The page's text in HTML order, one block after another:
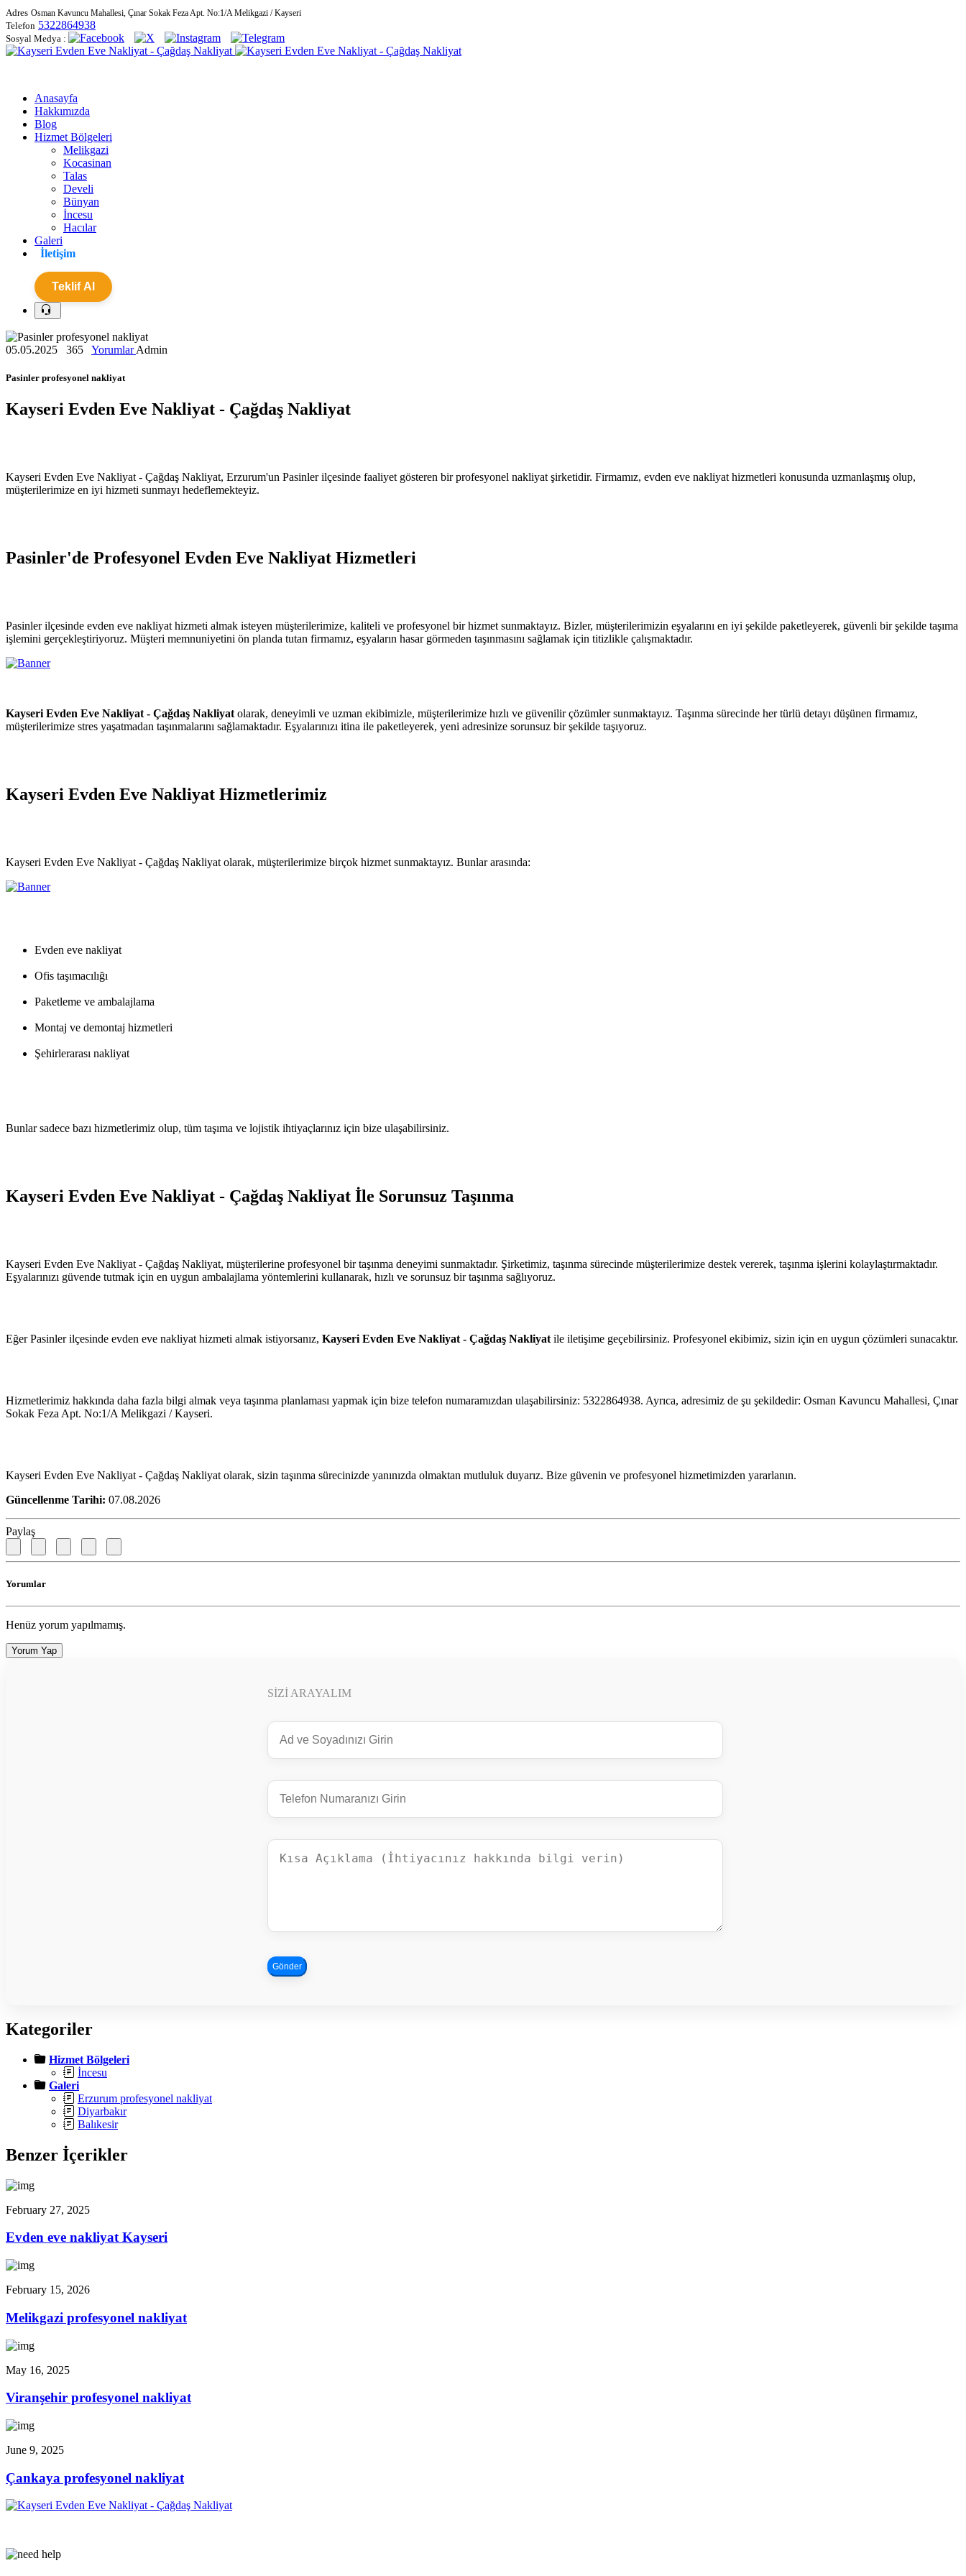
Adres Osman Kavuncu Mahallesi, Çınar Sokak Feza Apt. No:1/A Melikgazi / Kayseri
Telefon 5322864938
Sosyal Medya :
Anasayfa
Hakkımızda
Blog
Hizmet Bölgeleri
Melikgazi
Kocasinan
Talas
Develi
Bünyan
İncesu
Hacılar
Galeri
İletişim
Teklif Al
05.05.2025 365 YorumlarAdmin
Pasinler profesyonel nakliyat
Kayseri Evden Eve Nakliyat - Çağdaş Nakliyat
Kayseri Evden Eve Nakliyat - Çağdaş Nakliyat, Erzurum'un Pasinler ilçesinde faaliyet gösteren bir profesyonel nakliyat şirketidir. Firmamız, evden eve nakliyat hizmetleri konusunda uzmanlaşmış olup,
müşterilerimize en iyi hizmeti sunmayı hedeflemekteyiz.
Pasinler'de Profesyonel Evden Eve Nakliyat Hizmetleri
Pasinler ilçesinde evden eve nakliyat hizmeti almak isteyen müşterilerimize, kaliteli ve profesyonel bir hizmet sunmaktayız. Bizler, müşterilerimizin eşyalarını en iyi şekilde paketleyerek, güvenli bir şekilde taşıma
işlemini gerçekleştiriyoruz. Müşteri memnuniyetini ön planda tutan firmamız, eşyaların hasar görmeden taşınmasını sağlamak için titizlikle çalışmaktadır.
Kayseri Evden Eve Nakliyat - Çağdaş Nakliyat olarak, deneyimli ve uzman ekibimizle, müşterilerimize hızlı ve güvenilir çözümler sunmaktayız. Taşınma sürecinde her türlü detayı düşünen firmamız,
müşterilerimize stres yaşatmadan taşınmalarını sağlamaktadır. Eşyalarınızı itina ile paketleyerek, yeni adresinize sorunsuz bir şekilde taşıyoruz.
Kayseri Evden Eve Nakliyat Hizmetlerimiz
Kayseri Evden Eve Nakliyat - Çağdaş Nakliyat olarak, müşterilerimize birçok hizmet sunmaktayız. Bunlar arasında:
Evden eve nakliyat
Ofis taşımacılığı
Paketleme ve ambalajlama
Montaj ve demontaj hizmetleri
Şehirlerarası nakliyat
Bunlar sadece bazı hizmetlerimiz olup, tüm taşıma ve lojistik ihtiyaçlarınız için bize ulaşabilirsiniz.
Kayseri Evden Eve Nakliyat - Çağdaş Nakliyat İle Sorunsuz Taşınma
Kayseri Evden Eve Nakliyat - Çağdaş Nakliyat, müşterilerine profesyonel bir taşınma deneyimi sunmaktadır. Şirketimiz, taşınma sürecinde müşterilerimize destek vererek, taşınma işlerini kolaylaştırmaktadır.
Eşyalarınızı güvende tutmak için en uygun ambalajlama yöntemlerini kullanarak, hızlı ve sorunsuz bir taşınma sağlıyoruz.
Eğer Pasinler ilçesinde evden eve nakliyat hizmeti almak istiyorsanız, Kayseri Evden Eve Nakliyat - Çağdaş Nakliyat ile iletişime geçebilirsiniz. Profesyonel ekibimiz, sizin için en uygun çözümleri sunacaktır.
Hizmetlerimiz hakkında daha fazla bilgi almak veya taşınma planlaması yapmak için bize telefon numaramızdan ulaşabilirsiniz: 5322864938. Ayrıca, adresimiz de şu şekildedir: Osman Kavuncu Mahallesi, Çınar
Sokak Feza Apt. No:1/A Melikgazi / Kayseri.
Kayseri Evden Eve Nakliyat - Çağdaş Nakliyat olarak, sizin taşınma sürecinizde yanınızda olmaktan mutluluk duyarız. Bize güvenin ve profesyonel hizmetimizden yararlanın.
Güncellenme Tarihi: 07.08.2026
Paylaş
Yorumlar
Henüz yorum yapılmamış.
Yorum Yap
SIZI ARAYALIM
Gönder
Kategoriler
Hizmet Bölgeleri
İncesu
Galeri
Erzurum profesyonel nakliyat
Diyarbakır
Balıkesir
Benzer İçerikler
February 27, 2025
Evden eve nakliyat Kayseri
February 15, 2026
Melikgazi profesyonel nakliyat
May 16, 2025
Viranşehir profesyonel nakliyat
June 9, 2025
Çankaya profesyonel nakliyat